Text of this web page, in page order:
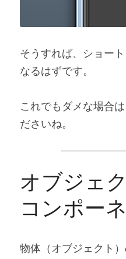
そうすれば、ショー
なるはずです。
これでもダメな場合は
ださいね。
オブジェ
コンポー
物体（オブジェクト